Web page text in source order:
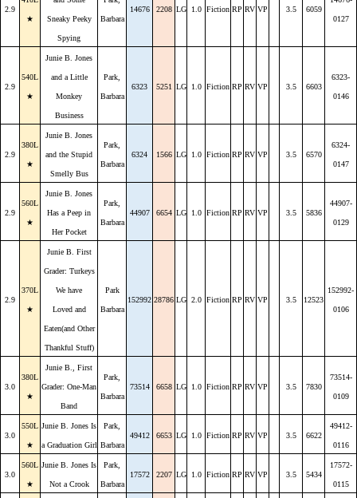
2.9
★ Sneaky Peeky
Spying
Barbara
14676 2208 LG 1.0 Fiction RP RV VP 3.5 6059
0127
2.9
540L
★
Junie B. Jones
and a Little
Monkey
Business
Park,
Barbara
6323 5251 LG 1.0 Fiction RP RV VP 3.5 6603
6323-
0146
2.9
380L
★
Junie B. Jones
and the Stupid
Smelly Bus
Park,
Barbara
6324 1566 LG 1.0 Fiction RP RV VP 3.5 6570
6324-
0147
2.9
560L
★
Junie B. Jones
Has a Peep in
Her Pocket
Park,
Barbara
44907 6654 LG 1.0 Fiction RP RV VP 3.5 5836
44907-
0129
2.9
370L
★
Junie B. First
Grader: Turkeys
We have
Loved and
Eaten(and Other
Thankful Stuff)
Park
Barbara
152992 28786 LG 2.0 Fiction RP RV VP 3.5 12523
152992-
0106
3.0
380L
★
Junie B., First
Grader: One-Man
Band
Park,
Barbara
73514 6658 LG 1.0 Fiction RP RV VP 3.5 7830
73514-
0109
3.0
550L
★
Junie B. Jones Is
a Graduation Girl
Park,
Barbara
49412 6653 LG 1.0 Fiction RP RV VP 3.5 6622
49412-
0116
3.0
560L
★
Junie B. Jones Is
Not a Crook
Park,
Barbara
17572 2207 LG 1.0 Fiction RP RV VP 3.5 5434
17572-
0115